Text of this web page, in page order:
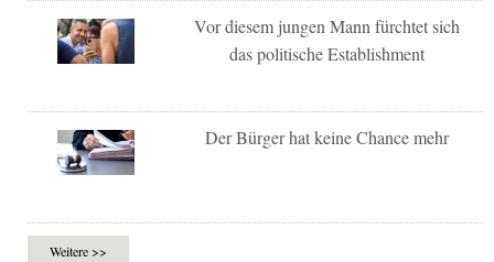
Vor diesem jungen Mann fürchtet sich
das politische Establishment
Der Bürger hat keine Chance mehr
Weitere >>